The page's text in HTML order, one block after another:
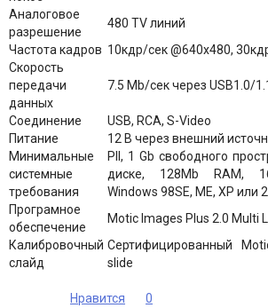
Аналоговое
разрешение
480 TV линий
Частота кадров 10кдр/cек @640x480,
Скорость
передачи
данных
7.5 Mb/сек через USB1.0/
Соединение
USB, RCA, S-Video
Питание
12 В через внешний
Минимальные
системные
требования
PII, 1 Gb свободного
диске, 128Mb RAM,
Windows 98SE, ME, XP или
Програмное
обеспечение
Motic Images Plus 2.0 Multi
Калибровочный
слайд
Сертифицированный
slide
Нравится 0